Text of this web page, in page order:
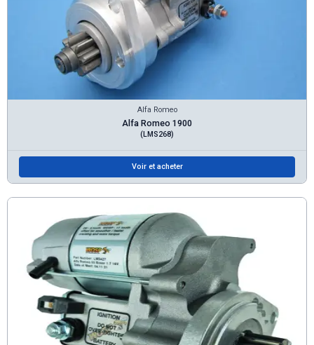
Alfa Romeo
Alfa Romeo 1900
(LMS268)
Voir et acheter